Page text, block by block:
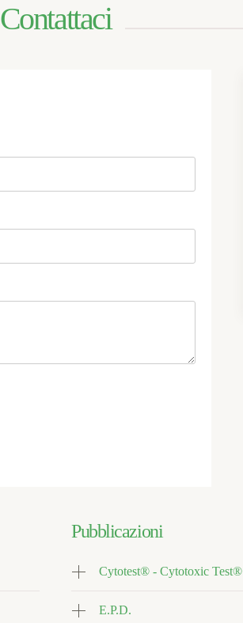
Contattaci
Pubblicazioni
Cytotest® - Cytotoxic Test®
E.P.D.